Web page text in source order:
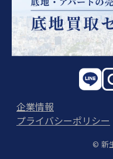
企業情報
プライバシーポリシー
© 新